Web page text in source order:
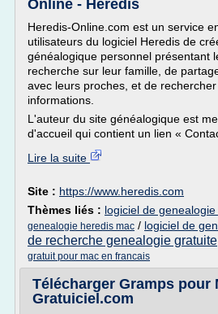
Online - Heredis
Heredis-Online.com est un service
utilisateurs du logiciel Heredis de
généalogique personnel présentant
recherche sur leur famille, de
avec leurs proches, et de
informations.
L'auteur du site généalogique est
d'accueil qui contient un lien «
Lire la suite
Site : https://www.heredis.com
Thèmes liés : logiciel de
genealogie heredis mac / logiciel de
de recherche genealogie gratuite
gratuit pour mac en francais
Télécharger Gramps pour
Gratuiciel.com